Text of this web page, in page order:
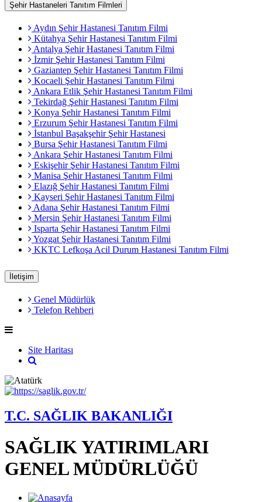
Şehir Hastaneleri Tanıtım Filmleri
Aydın Şehir Hastanesi Tanıtım Filmi
Kütahya Şehir Hastanesi Tanıtım Filmi
Antalya Şehir Hastanesi Tanıtım Filmi
İzmir Şehir Hastanesi Tanıtım Filmi
Gaziantep Şehir Hastanesi Tanıtım Filmi
Kocaeli Şehir Hastanesi Tanıtım Filmi
Ankara Etlik Şehir Hastanesi Tanıtım Filmi
Tekirdağ Şehir Hastanesi Tanıtım Filmi
Konya Şehir Hastanesi Tanıtım Filmi
Erzurum Şehir Hastanesi Tanıtım Filmi
İstanbul Başakşehir Şehir Hastanesi
Bursa Şehir Hastanesi Tanıtım Filmi
Ankara Şehir Hastanesi Tanıtım Filmi
Eskişehir Şehir Hastanesi Tanıtım Filmi
Manisa Şehir Hastanesi Tanıtım Filmi
Elazığ Şehir Hastanesi Tanıtım Filmi
Kayseri Şehir Hastanesi Tanıtım Filmi
Adana Şehir Hastanesi Tanıtım Filmi
Mersin Şehir Hastanesi Tanıtım Filmi
Isparta Şehir Hastanesi Tanıtım Filmi
Yozgat Şehir Hastanesi Tanıtım Filmi
KKTC Lefkoşa Acil Durum Hastanesi Tanıtım Filmi
İletişim
Genel Müdürlük
Telefon Rehberi
Site Haritası
T.C. SAĞLIK BAKANLIĞI
SAĞLIK YATIRIMLARI
GENEL MÜDÜRLÜĞÜ